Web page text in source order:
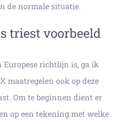
de normale situatie.
triest voorbeeld
Europese richtlijn is, ga ik
maatregelen ook op deze
Om te beginnen dient er
op een tekening met welke